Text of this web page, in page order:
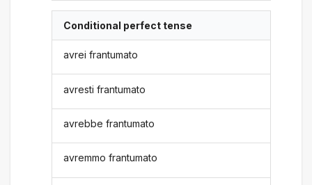
Conditional perfect tense
avrei frantumato
avresti frantumato
avrebbe frantumato
avremmo frantumato